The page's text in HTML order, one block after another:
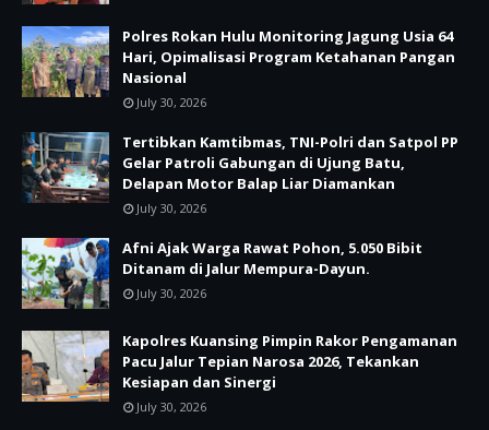
Polres Rokan Hulu Monitoring Jagung Usia 64
Hari, Opimalisasi Program Ketahanan Pangan
Nasional
July 30, 2026
Tertibkan Kamtibmas, TNI-Polri dan Satpol PP
Gelar Patroli Gabungan di Ujung Batu,
Delapan Motor Balap Liar Diamankan
July 30, 2026
Afni Ajak Warga Rawat Pohon, 5.050 Bibit
Ditanam di Jalur Mempura-Dayun.
July 30, 2026
Kapolres Kuansing Pimpin Rakor Pengamanan
Pacu Jalur Tepian Narosa 2026, Tekankan
Kesiapan dan Sinergi
July 30, 2026